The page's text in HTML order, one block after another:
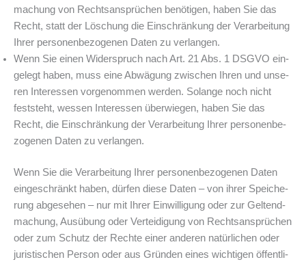
ma­chung von Rechts­an­sprü­chen benö­ti­gen, haben Sie das
Recht, statt der Löschung die Ein­schrän­kung der Ver­ar­bei­tung
Ihrer per­so­nen­be­zo­ge­nen Daten zu verlangen.
Wenn Sie einen Wider­spruch nach Art. 21 Abs. 1 DSGVO ein­
ge­legt haben, muss eine Abwä­gung zwi­schen Ihren und unse­
ren Inter­es­sen vor­ge­nom­men wer­den. Solan­ge noch nicht
fest­steht, wes­sen Inter­es­sen über­wie­gen, haben Sie das
Recht, die Ein­schrän­kung der Ver­ar­bei­tung Ihrer per­so­nen­be­
zo­ge­nen Daten zu verlangen.
Wenn Sie die Ver­ar­bei­tung Ihrer per­so­nen­be­zo­ge­nen Daten
ein­ge­schränkt haben, dür­fen die­se Daten – von ihrer Spei­che­
rung abge­se­hen – nur mit Ihrer Ein­wil­li­gung oder zur Gel­tend­
ma­chung, Aus­übung oder Ver­tei­di­gung von Rechts­an­sprü­chen
oder zum Schutz der Rech­te einer ande­ren natür­li­chen oder
juris­ti­schen Per­son oder aus Grün­den eines wich­ti­gen öffent­li­